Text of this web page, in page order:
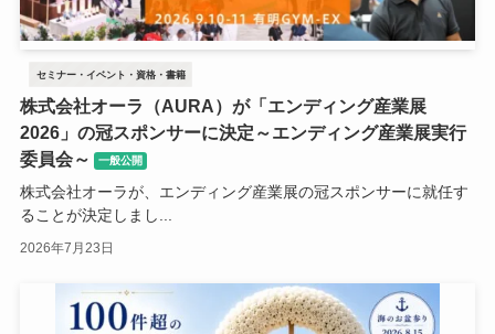
セミナー・イベント・資格・書籍
株式会社オーラ（AURA）が「エンディング産業展
2026」の冠スポンサーに決定～エンディング産業展実行
委員会～
一般公開
株式会社オーラが、エンディング産業展の冠スポンサーに就任す
ることが決定しまし...
2026年7月23日